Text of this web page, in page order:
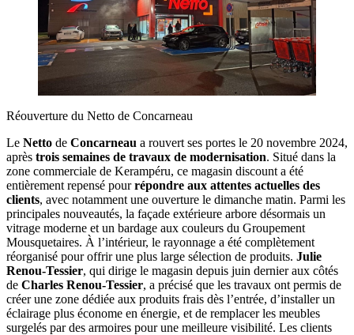
Réouverture du Netto de Concarneau
Le Netto de Concarneau a rouvert ses portes le 20 novembre 2024,
après trois semaines de travaux de modernisation. Situé dans la
zone commerciale de Kerampéru, ce magasin discount a été
entièrement repensé pourrépondre aux attentes actuelles des
clients, avec notamment une ouverture le dimanche matin. Parmi les
principales nouveautés, la façade extérieure arbore désormais un
vitrage moderne et un bardage aux couleurs du Groupement
Mousquetaires. À l’intérieur, le rayonnage a été complètement
réorganisé pour offrir une plus large sélection de produits. Julie
Renou-Tessier, qui dirige le magasin depuis juin dernier aux côtés
de Charles Renou-Tessier, a précisé que les travaux ont permis de
créer une zone dédiée aux produits frais dès l’entrée, d’installer un
éclairage plus économe en énergie, et de remplacer les meubles
surgelés par des armoires pour une meilleure visibilité. Les clients